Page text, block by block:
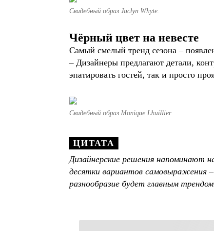
Свадебный образ Jaclyn Whyte.
Чёрный цвет на невесте
Самый смелый тренд сезона –
– Дизайнеры предлагают детали,
эпатировать гостей, так и просто
Свадебный образ Monique Lhuillier.
Дизайнерские решения напоминают
десятки вариантов самовыражения
разнообразие будет главным